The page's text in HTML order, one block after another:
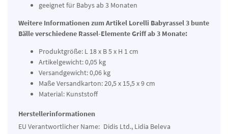
geeignet für Babys ab 3 Monaten
Weitere Informationen zum Artikel Lorelli Babyrassel 3 bunte
Bälle verschiedene Rassel-Elemente Griff ab 3 Monate:
Produktgröße: L 18 x B 5 x H 1 cm
Artikelgewicht: 0,05 kg
Versandgewicht: 0,06 kg
Maße Versandkarton: 20,5 x 15,5 x 9 cm
Material: Kunststoff
Herstellerinformationen
EU Verantwortlicher Name: Didis Ltd., Lidia Beleva